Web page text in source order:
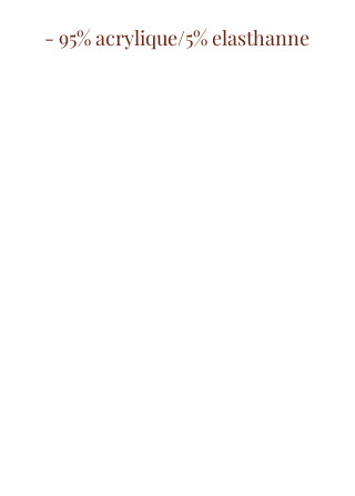
- 95% acrylique/5% elasthanne